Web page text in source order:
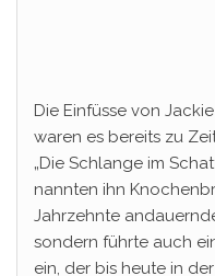
Die Einfüsse von
waren es bereits zu
„Die Schlange im
nannten ihn
Jahrzehnte
sondern führte auch
ein, der bis heute in